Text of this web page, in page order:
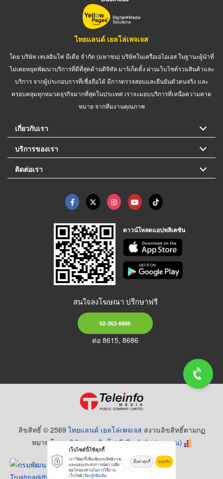
ไทยแลนด์ เยลโล่เพจเจส
โดย บริษัท เทเลอินโฟ มีเดีย จำกัด (มหาชน) บริษัทในเครือเอไอเอส ในฐานะผู้นำที่
ไม่เคยหยุดพัฒนาบริการที่ดีที่สุดด้านดิจิทัล มาร์เก็ตติ้ง ผ่านเว็บไซต์รวมสินค้าและ
บริการ จากผู้ประกอบการที่เชื่อถือได้ มีการตรวจสอบและยืนยันตัวตนจริง และ
ครอบคลุมทุกหมวดธุรกิจมากที่สุดในประเทศ เราจะมอบบริการที่เหนือความคาด
หมาย จากทีมงานคุณภาพ
เกี่ยวกับเรา
บริการของเรา
ติดต่อเรา
ดาวน์โหลดแอปพลิเคชัน
สนใจลงโฆษณา ปรึกษาฟรี
02-262-8888
ต่อ 8615, 8686
ลิขสิทธิ์ © 2569ไทยแลนด์ เยลโล่เพจเจส สงวนลิขสิทธิ์ตามกฏ
หมาย โดยบริษัท เทเลอินโฟ มีเดีย จำกัด (มหาชน)
เว็บไซต์นี้ใช้คุกกี้
เราใช้คุกกี้เพื่อเพิ่มประสิทธิภาพ
และมอบประสบการณ์ความพึง
พอใจของท่านในการใช้งาน
เว็บไซต์เรียนรู้เพิ่มเติม
ตั้งค่าคุกกี้ ยอมรับ